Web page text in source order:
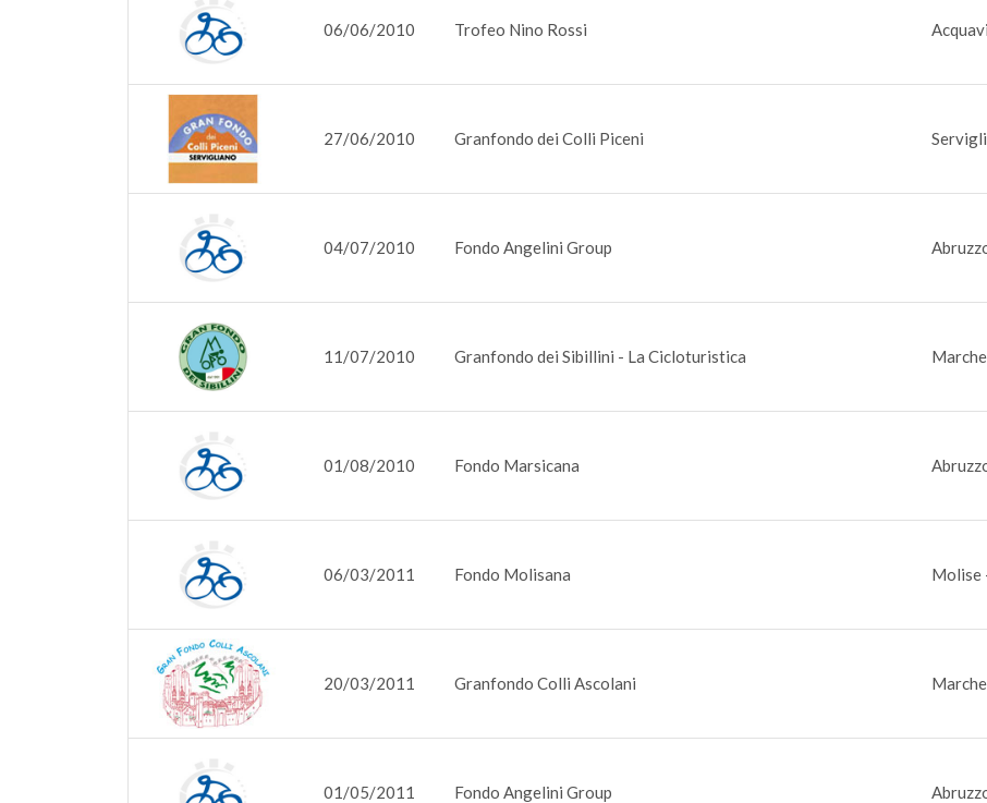
06/06/2010 Trofeo Nino Rossi
27/06/2010 Granfondo dei Colli Piceni
04/07/2010 Fondo Angelini Group
11/07/2010 Granfondo dei Sibillini - La Cicloturistica
01/08/2010 Fondo Marsicana
06/03/2011 Fondo Molisana Molise
20/03/2011 Granfondo Colli Ascolani
01/05/2011 Fondo Angelini Group